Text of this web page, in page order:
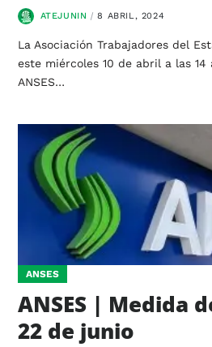
ATEJUNIN 8 ABRIL, 2024
La Asociación Trabajadores del
este miércoles 10 de abril a las
ANSES…
ANSES
ANSES | Medida
22 de junio